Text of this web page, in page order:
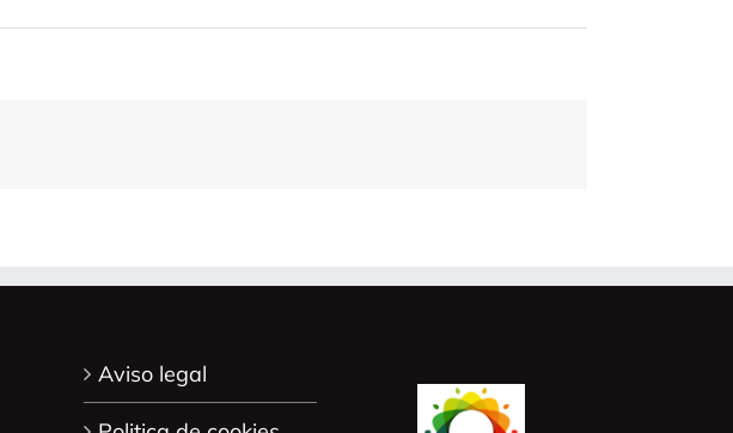
Aviso legal